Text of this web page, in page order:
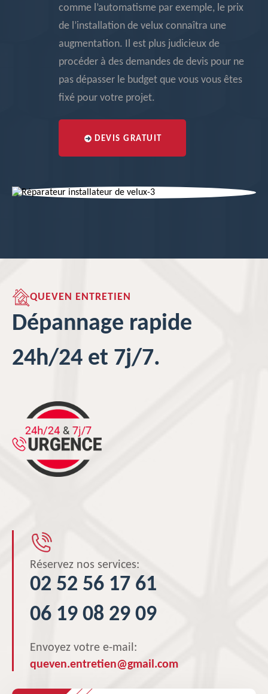
comme l’automatisme par exemple, le prix
de l’installation de velux connaîtra une
augmentation. Il est plus judicieux de
procéder à des demandes de devis pour ne
pas dépasser le budget que vous vous êtes
fixé pour votre projet.
DEVIS GRATUIT
QUEVEN ENTRETIEN
Dépannage rapide
24h/24 et 7j/7.
Réservez nos services:
02 52 56 17 61
06 19 08 29 09
Envoyez votre e-mail:
queven.entretien@gmail.com